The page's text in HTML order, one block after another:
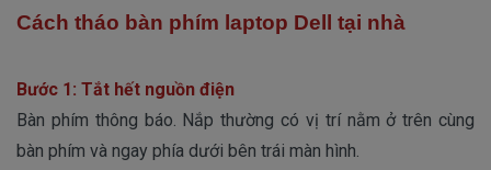
Cách tháo bàn phím laptop Dell tại nhà
Bước 1: Tắt hết nguồn điện
Bàn phím thông báo. Nắp thường có vị trí nằm ở trên cùng
bàn phím và ngay phía dưới bên trái màn hình.